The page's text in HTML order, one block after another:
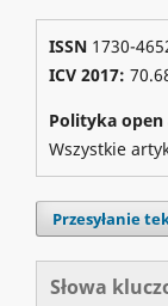
ISSN1730-
ICV 2017:
Polityka open
Wszystkie
Przesyłanie
Słowa